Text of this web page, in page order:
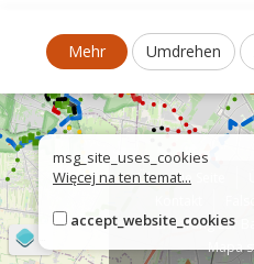
Mehr Umdrehen
Über die Seite
Erklärung zur
Mapa
msg_site_uses_cookies
Więcej na ten temat...
accept_website_cookies